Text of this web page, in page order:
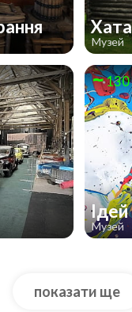
Музей
Ідей
Музей
показати ще